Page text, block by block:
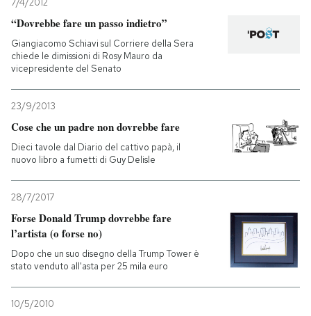
7/4/2012
“Dovrebbe fare un passo indietro”
Giangiacomo Schiavi sul Corriere della Sera
chiede le dimissioni di Rosy Mauro da
vicepresidente del Senato
23/9/2013
Cose che un padre non dovrebbe fare
Dieci tavole dal Diario del cattivo papà, il
nuovo libro a fumetti di Guy Delisle
28/7/2017
Forse Donald Trump dovrebbe fare
l’artista (o forse no)
Dopo che un suo disegno della Trump Tower è
stato venduto all'asta per 25 mila euro
10/5/2010